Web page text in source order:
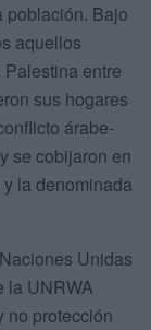
población. Bajo
aquellos
entre
sus hogares
árabe-
se cobijaron en
la denominada
Unidas
la UNRWA
no protección